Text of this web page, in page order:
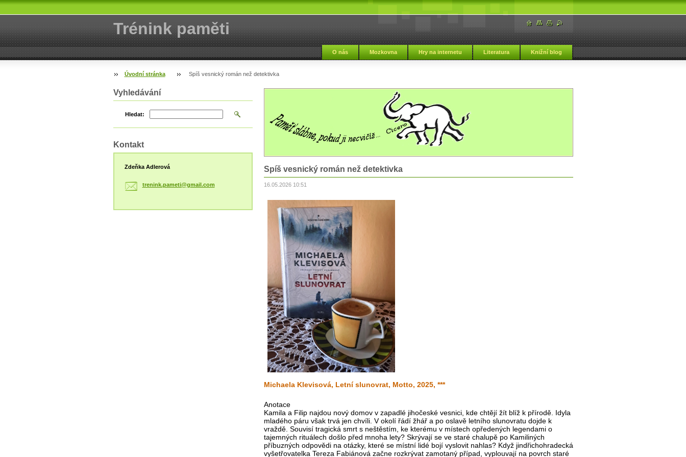
Trénink paměti
O nás Mozkovna Hry na internetu Literatura Knižní blog
Úvodní stránka Spíš vesnický román než detektivka
Spíš vesnický román než detektivka
16.05.2026 10:51
Michaela Klevisová, Letní slunovrat, Motto, 2025, ***
Anotace
Kamila a Filip najdou nový domov v zapadlé jihočeské vesnici, kde chtějí žít blíž k přírodě. Idyla
mladého páru však trvá jen chvíli. V okolí řádí žhář a po oslavě letního slunovratu dojde k
vraždě. Souvisí tragická smrt s neštěstím, ke kterému v místech opředených legendami o
tajemných rituálech došlo před mnoha lety? Skrývají se ve staré chalupě po Kamiliných
příbuzných odpovědi na otázky, které se místní lidé bojí vyslovit nahlas? Když jindřichohradecká
vyšetřovatelka Tereza Fabiánová začne rozkrývat zamotaný případ, vyplouvají na povrch staré
Vyhledávání
Hledat:
Kontakt
Zdeňka Adlerová
trenink.pameti@gmail.com